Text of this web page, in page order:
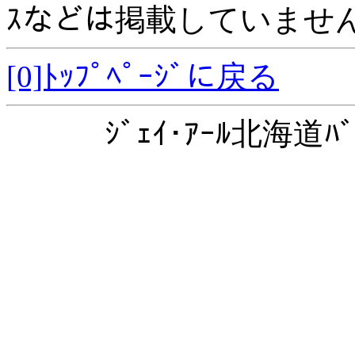
ｽなどは掲載していませ
[0]ﾄｯﾌﾟﾍﾟｰｼﾞに戻る
ｼﾞｪｲ･ｱｰﾙ北海道